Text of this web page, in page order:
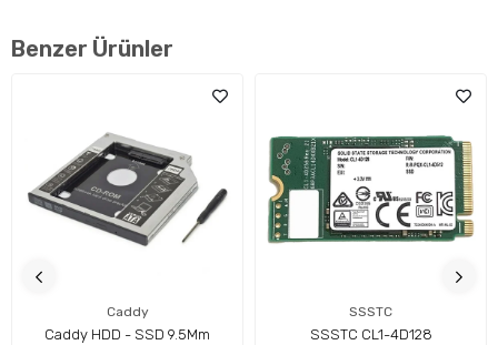
Yüksek Hızlı NVMe Performansı
PCIe Gen4 altyapısı sayesinde geleneksel SATA SSD’lere kıyasla
çok daha hızlı veri aktarımı sunar. Uygulama açılışlarını hızlandırır
ve sistem performansını artırır.
Teknik Özellikler
Kapasite: 128GB
Benzer Ürünler
Caddy
Caddy HDD - SSD 9.5Mm
SSSTC
SSSTC CL1-4D128